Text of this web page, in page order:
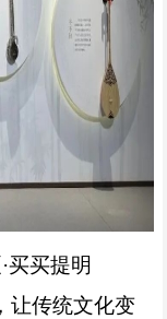
买买提明
让传统文化变